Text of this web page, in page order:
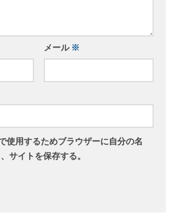
メール ※
使用するためブラウザーに自分の名
サイトを保存する。